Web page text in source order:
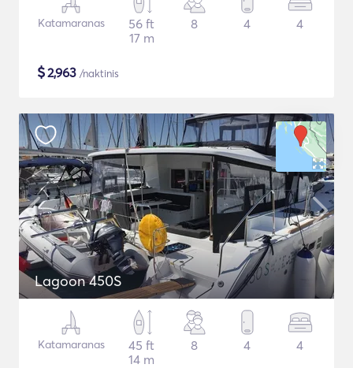
Katamaranas
56 ft
17 m
8 4 4
$2,963 /naktinis
Lagoon 450S
Katamaranas
45 ft
14 m
8 4 4